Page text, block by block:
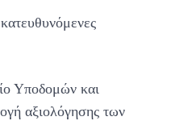
Υποδομών και
αξιολόγησης των